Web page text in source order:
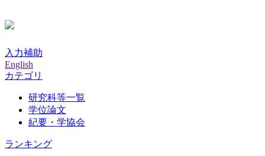
入力補助
English
カテゴリ
研究科等一覧
学位論文
紀要・学協会
ランキング